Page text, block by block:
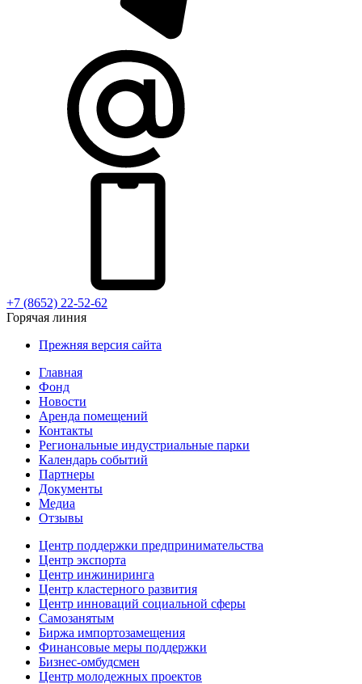
+7 (8652) 22-52-62
Горячая линия
Прежняя версия сайта
Главная
Фонд
Новости
Аренда помещений
Контакты
Региональные индустриальные парки
Календарь событий
Партнеры
Документы
Медиа
Отзывы
Центр поддержки предпринимательства
Центр экспорта
Центр инжиниринга
Центр кластерного развития
Центр инноваций социальной сферы
Cамозанятым
Биржа импортозамещения
Финансовые меры поддержки
Бизнес-омбудсмен
Центр молодежных проектов